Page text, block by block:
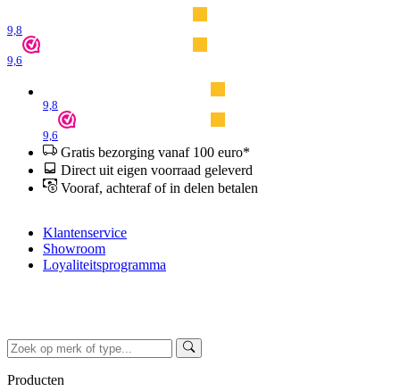
9,8
9,6
9,8
9,6
Gratis bezorging vanaf 100 euro*
Direct uit eigen voorraad geleverd
Vooraf, achteraf of in delen betalen
Klantenservice
Showroom
Loyaliteitsprogramma
Producten